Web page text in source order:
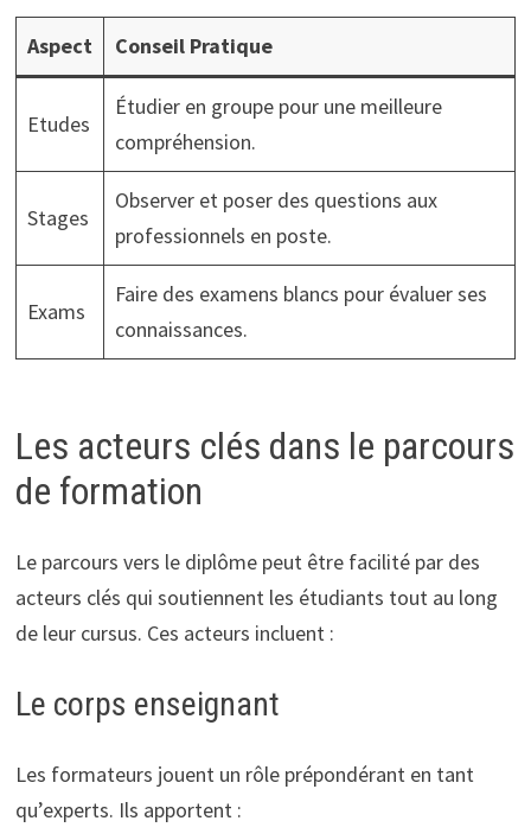
Aspect Conseil Pratique
Etudes
Étudier en groupe pour une meilleure
compréhension.
Stages
Observer et poser des questions aux
professionnels en poste.
Exams
Faire des examens blancs pour évaluer ses
connaissances.
Les acteurs clés dans le parcours
de formation
Le parcours vers le diplôme peut être facilité par des
acteurs clés qui soutiennent les étudiants tout au long
de leur cursus. Ces acteurs incluent :
Le corps enseignant
Les formateurs jouent un rôle prépondérant en tant
qu’experts. Ils apportent :